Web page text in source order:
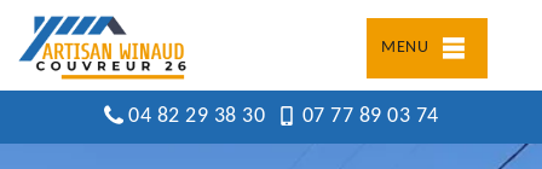
MENU
04 82 29 38 30 07 77 89 03 74